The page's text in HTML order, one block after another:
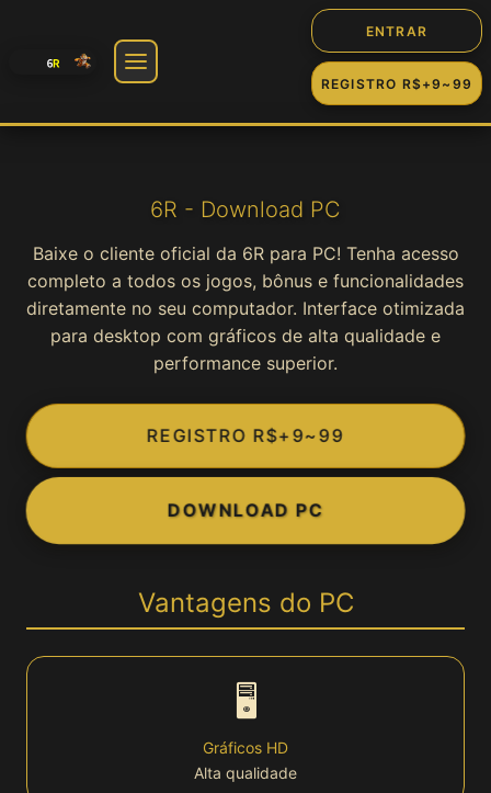
ENTRAR
REGISTRO R$+9~99
Slot
Cassino
Fortune
Jogos
Game
Cadastro
Bônus
VIP
6R - Download PC
Baixe o cliente oficial da 6R para PC! Tenha acesso
completo a todos os jogos, bônus e funcionalidades
diretamente no seu computador. Interface otimizada
para desktop com gráficos de alta qualidade e
performance superior.
REGISTRO R$+9~99
DOWNLOAD PC
Vantagens do PC
🖥️
Gráficos HD
Alta qualidade